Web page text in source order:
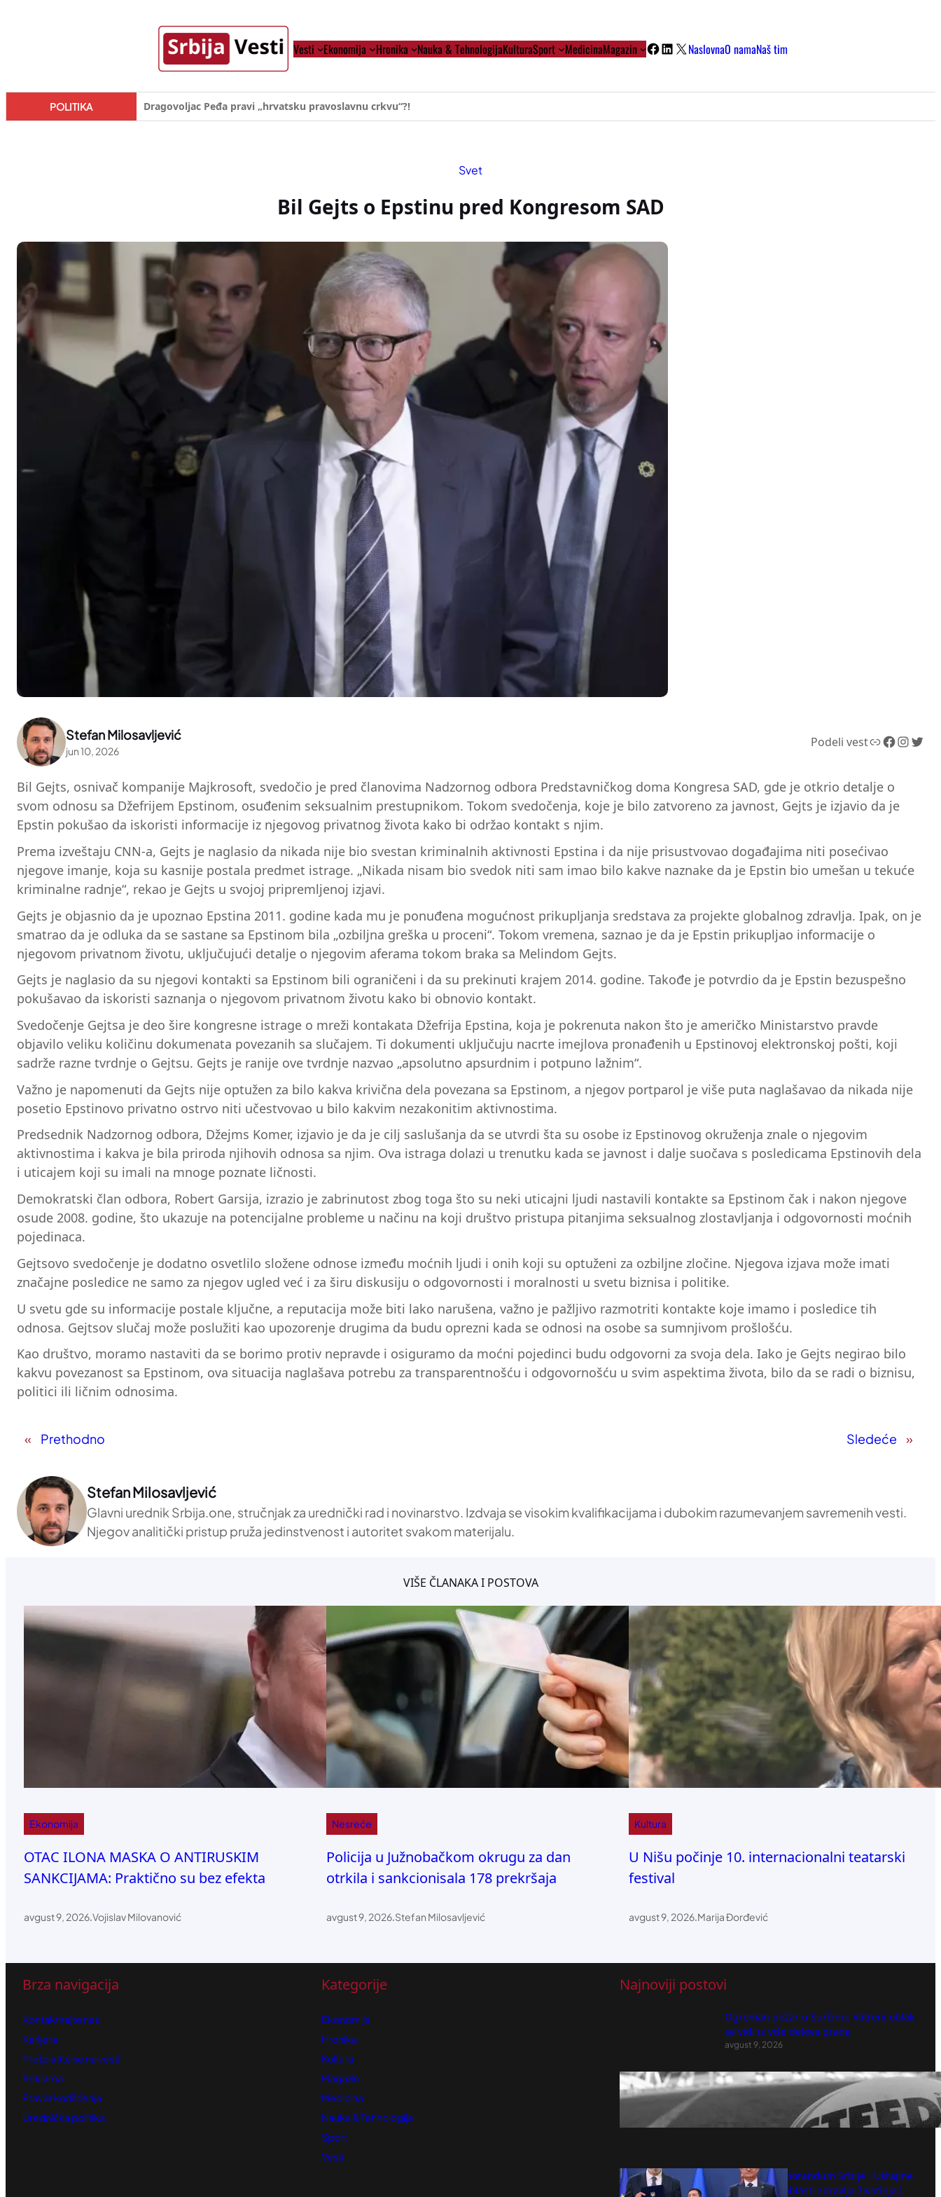
Vesti Ekonomija Hronika Nauka & TehnologijaKulturaSport MedicinaMagazin Facebook
LinkedIn
X NaslovnaO namaNaš tim
POLITIKA Đilas/Šolak propaganda uspela u dehumanizaciji Vučića
Svet
Bil Gejts o Epstinu pred Kongresom SAD
Stefan Milosavljević
jun 10, 2026
Podeli vestLink Facebook InstagramTwitter
Bil Gejts, osnivač kompanije Majkrosoft, svedočio je pred članovima Nadzornog odbora Predstavničkog doma Kongresa SAD, gde je otkrio detalje o
svom odnosu sa Džefrijem Epstinom, osuđenim seksualnim prestupnikom. Tokom svedočenja, koje je bilo zatvoreno za javnost, Gejts je izjavio da je
Epstin pokušao da iskoristi informacije iz njegovog privatnog života kako bi održao kontakt s njim.
Prema izveštaju CNN-a, Gejts je naglasio da nikada nije bio svestan kriminalnih aktivnosti Epstina i da nije prisustvovao događajima niti posećivao
njegove imanje, koja su kasnije postala predmet istrage. „Nikada nisam bio svedok niti sam imao bilo kakve naznake da je Epstin bio umešan u tekuće
kriminalne radnje“, rekao je Gejts u svojoj pripremljenoj izjavi.
Gejts je objasnio da je upoznao Epstina 2011. godine kada mu je ponuđena mogućnost prikupljanja sredstava za projekte globalnog zdravlja. Ipak, on je
smatrao da je odluka da se sastane sa Epstinom bila „ozbiljna greška u proceni“. Tokom vremena, saznao je da je Epstin prikupljao informacije o
njegovom privatnom životu, uključujući detalje o njegovim aferama tokom braka sa Melindom Gejts.
Gejts je naglasio da su njegovi kontakti sa Epstinom bili ograničeni i da su prekinuti krajem 2014. godine. Takođe je potvrdio da je Epstin bezuspešno
pokušavao da iskoristi saznanja o njegovom privatnom životu kako bi obnovio kontakt.
Svedočenje Gejtsa je deo šire kongresne istrage o mreži kontakata Džefrija Epstina, koja je pokrenuta nakon što je američko Ministarstvo pravde
objavilo veliku količinu dokumenata povezanih sa slučajem. Ti dokumenti uključuju nacrte imejlova pronađenih u Epstinovoj elektronskoj pošti, koji
sadrže razne tvrdnje o Gejtsu. Gejts je ranije ove tvrdnje nazvao „apsolutno apsurdnim i potpuno lažnim“.
Važno je napomenuti da Gejts nije optužen za bilo kakva krivična dela povezana sa Epstinom, a njegov portparol je više puta naglašavao da nikada nije
posetio Epstinovo privatno ostrvo niti učestvovao u bilo kakvim nezakonitim aktivnostima.
Predsednik Nadzornog odbora, Džejms Komer, izjavio je da je cilj saslušanja da se utvrdi šta su osobe iz Epstinovog okruženja znale o njegovim
aktivnostima i kakva je bila priroda njihovih odnosa sa njim. Ova istraga dolazi u trenutku kada se javnost i dalje suočava s posledicama Epstinovih dela
i uticajem koji su imali na mnoge poznate ličnosti.
Demokratski član odbora, Robert Garsija, izrazio je zabrinutost zbog toga što su neki uticajni ljudi nastavili kontakte sa Epstinom čak i nakon njegove
osude 2008. godine, što ukazuje na potencijalne probleme u načinu na koji društvo pristupa pitanjima seksualnog zlostavljanja i odgovornosti moćnih
pojedinaca.
Gejtsovo svedočenje je dodatno osvetlilo složene odnose između moćnih ljudi i onih koji su optuženi za ozbiljne zločine. Njegova izjava može imati
značajne posledice ne samo za njegov ugled već i za širu diskusiju o odgovornosti i moralnosti u svetu biznisa i politike.
U svetu gde su informacije postale ključne, a reputacija može biti lako narušena, važno je pažljivo razmotriti kontakte koje imamo i posledice tih
odnosa. Gejtsov slučaj može poslužiti kao upozorenje drugima da budu oprezni kada se odnosi na osobe sa sumnjivom prošlošću.
Kao društvo, moramo nastaviti da se borimo protiv nepravde i osiguramo da moćni pojedinci budu odgovorni za svoja dela. Iako je Gejts negirao bilo
kakvu povezanost sa Epstinom, ova situacija naglašava potrebu za transparentnošću i odgovornošću u svim aspektima života, bilo da se radi o biznisu,
politici ili ličnim odnosima.
« Prethodno Sledeće »
Stefan Milosavljević
Glavni urednik Srbija.one, stručnjak za urednički rad i novinarstvo. Izdvaja se visokim kvalifikacijama i dubokim razumevanjem savremenih vesti.
Njegov analitički pristup pruža jedinstvenost i autoritet svakom materijalu.
VIŠE ČLANAKA I POSTOVA
Ekonomija
OTAC ILONA MASKA O ANTIRUSKIM
SANKCIJAMA: Praktično su bez efekta
avgust 9, 2026.Vojislav Milovanović
Nesreće
Policija u Južnobačkom okrugu za dan
otrkila i sankcionisala 178 prekršaja
avgust 9, 2026.Stefan Milosavljević
Kultura
U Nišu počinje 10. internacionalni teatarski
festival
avgust 9, 2026.Marija Đorđević
Brza navigacija
Kontaktirajte nas
Karijera
Pretplatite se na vesti
Reklama
Pravila korišćenja
Urednička politika
Kategorije
Ekonomija
Hronika
Kultura
Magazin
Medicina
Nauka & Tehnologija
Sport
Vesti
Najnoviji postovi
Ogroman požar u Surčinu: Vatreni oblak
se vidi iz više delova grada
avgust 9, 2026
Slavni sportista preminuo od toplotnog
Potpisan Memorandum Srbije i Ukrajine
o saradnji u oblasti zdravlja životinja i